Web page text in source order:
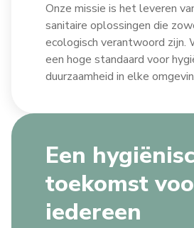
Onze missie is het leveren
sanitaire oplossingen die
ecologisch verantwoord zijn.
een hoge standaard voor
duurzaamheid in elke
Een
toekomst
iedereen